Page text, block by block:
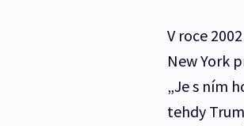
V roce
New York
„Je s ním
tehdy